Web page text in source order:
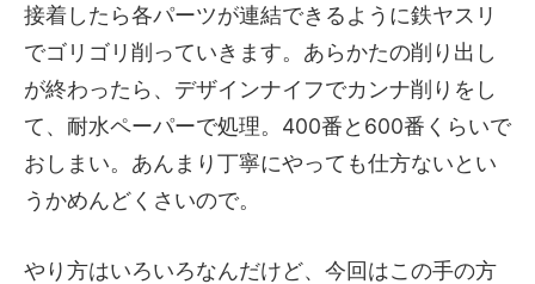
接着したら各パーツが連結できるように鉄ヤスリ
でゴリゴリ削っていきます。あらかたの削り出し
が終わったら、デザインナイフでカンナ削りをし
て、耐水ペーパーで処理。400番と600番くらいで
おしまい。あんまり丁寧にやっても仕方ないとい
うかめんどくさいので。
やり方はいろいろなんだけど、今回はこの手の方